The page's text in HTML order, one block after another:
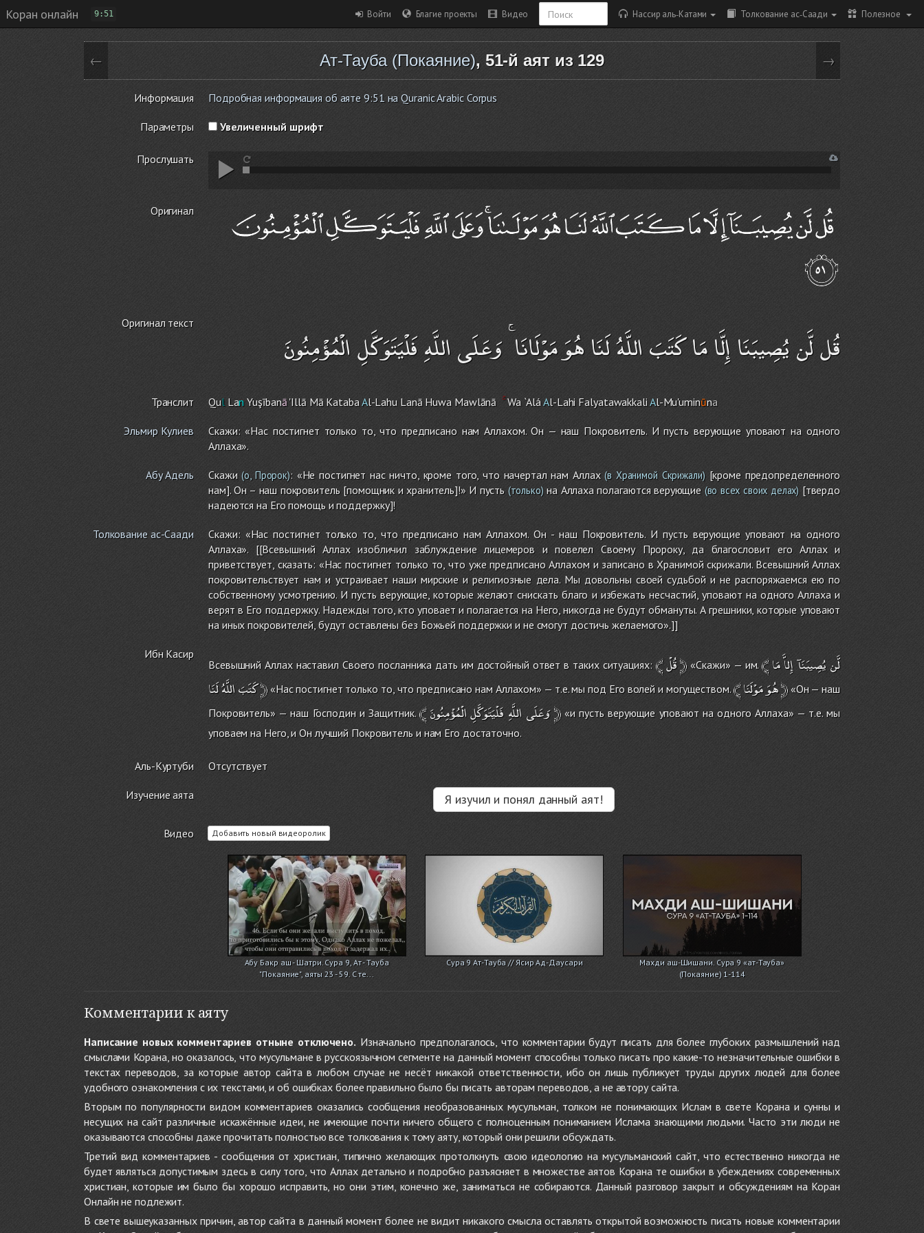
Коран онлайн 9:51 Войти Благие проекты Видео Нассир аль-Катами Толкование ас-Саади Полезное
← Ат-Тауба (Покаяние), 51-й аят из 129 →
Информация Подробная информация об аяте 9:51 на Quranic Arabic Corpus
Параметры Увеличенный шрифт
Прослушать
Оригинал
Оригинал текст
قُل لَّن يُصِيبَنَا إِلَّا مَا كَتَبَ اللَّهُ لَنَا هُوَ مَوْلَانَا ۚ وَعَلَى اللَّهِ فَلْيَتَوَكَّلِ الْمُؤْمِنُونَ
Транслит QulLan Yuşībanā'Illā Mā KatabaAl-Lahu Lanā Huwa Mawlānā Wa `AláAl-Lahi FalyatawakkaliAl-Mu'uminūna
Эльмир Кулиев
Скажи: «Нас постигнет только то, что предписано нам Аллахом. Он — наш Покровитель. И пусть верующие уповают на одного
Аллаха».
Абу Адель Скажи(о, Пророк): «Не постигнет нас ничто, кроме того, что начертал нам Аллах(в Хранимой Скрижали)[кроме предопределенного
нам]. Он – наш покровитель [помощник и хранитель]!» И пусть (только)на Аллаха полагаются верующие (во всех своих делах) [твердо
надеются на Его помощь и поддержку]!
Толкование ас-Саади
Скажи: «Нас постигнет только то, что предписано нам Аллахом. Он - наш Покровитель. И пусть верующие уповают на одного
Аллаха». [[Всевышний Аллах изобличил заблуждение лицемеров и повелел Своему Пророку, да благословит его Аллах и
приветствует, сказать: «Нас постигнет только то, что уже предписано Аллахом и записано в Хранимой скрижали. Всевышний Аллах
покровительствует нам и устраивает наши мирские и религиозные дела. Мы довольны своей судьбой и не распоряжаемся ею по
собственному усмотрению. И пусть верующие, которые желают снискать благо и избежать несчастий, уповают на одного Аллаха и
верят в Его поддержку. Надежды того, кто уповает и полагается на Него, никогда не будут обмануты. А грешники, которые уповают
на иных покровителей, будут оставлены без Божьей поддержки и не смогут достичь желаемого».]]
Ибн Касир
Всевышний Аллах наставил Своего посланника дать им достойный ответ в таких ситуациях: ﴾قُلْ﴿«Скажи» — им.﴾ لَّنيُصِيبَنَآإِلاَّمَا
كَتَبَاللَّهُلَنَا ﴿«Нас постигнет только то, что предписано нам Аллахом» — т.е. мы под Его волей и могуществом. ﴾ هُوَمَوْلَنَا ﴿«Он — наш
Покровитель» — наш Господин и Защитник. ﴾ وَعَلَىاللَّهِفَلْيَتَوَكَّلِالْمُؤْمِنُونَ ﴿«и пусть верующие уповают на одного Аллаха» — т.е. мы
уповаем на Него, и Он лучший Покровитель и нам Его достаточно.
Аль-Куртуби Отсутствует
Изучение аята Я изучил и понял данный аят!
Видео Добавить новый видеоролик
Абу Бакр аш - Шатри. Сура 9, Ат - Тауба
"Покаяние", аяты 23 - 59. С те...
Сура 9 Ат-Тауба // Ясир Ад-Даусари
Махди аш-Шишани. Сура 9 «ат-Тауба»
(Покаяние) 1-114
Комментарии к аяту
Написание новых комментариев отныне отключено. Изначально предполагалось, что комментарии будут писать для более глубоких размышлений над
смыслами Корана, но оказалось, что мусульмане в русскоязычном сегменте на данный момент способны только писать про какие-то незначительные ошибки в
текстах переводов, за которые автор сайта в любом случае не несёт никакой ответственности, ибо он лишь публикует труды других людей для более
удобного ознакомления с их текстами, и об ошибках более правильно было бы писать авторам переводов, а не автору сайта.
Вторым по популярности видом комментариев оказались сообщения необразованных мусульман, толком не понимающих Ислам в свете Корана и сунны и
несущих на сайт различные искажённые идеи, не имеющие почти ничего общего с полноценным пониманием Ислама знающими людьми. Часто эти люди не
оказываются способны даже прочитать полностью все толкования к тому аяту, который они решили обсуждать.
Третий вид комментариев - сообщения от христиан, типично желающих протолкнуть свою идеологию на мусульманский сайт, что естественно никогда не
будет являться допустимым здесь в силу того, что Аллах детально и подробно разъясняет в множестве аятов Корана те ошибки в убеждениях современных
христиан, которые им было бы хорошо исправить, но они этим, конечно же, заниматься не собираются. Данный разговор закрыт и обсуждениям на Коран
Онлайн не подлежит.
В свете вышеуказанных причин, автор сайта в данный момент более не видит никакого смысла оставлять открытой возможность писать новые комментарии